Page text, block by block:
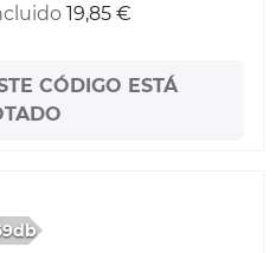
19,85 €
CÓDIGO ESTÁ